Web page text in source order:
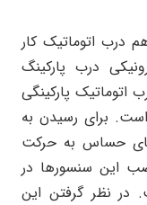
درب اتوماتیک کار
درب پارکینگ
پارکینگی
برای رسیدن به
حساس به حرکت
این سنسورها در
نظر گرفتن این